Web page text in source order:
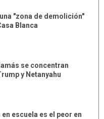
"zona de demolición"
Blanca
se concentran
y Netanyahu
escuela es el peor en